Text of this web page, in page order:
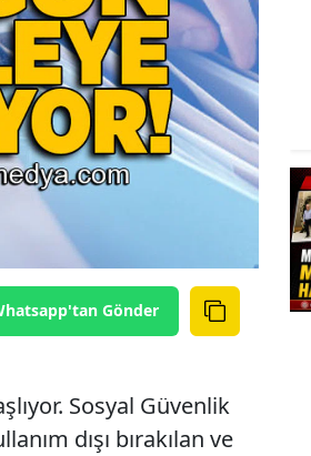
Gönder
Sosyal Güvenlik
dışı bırakılan ve